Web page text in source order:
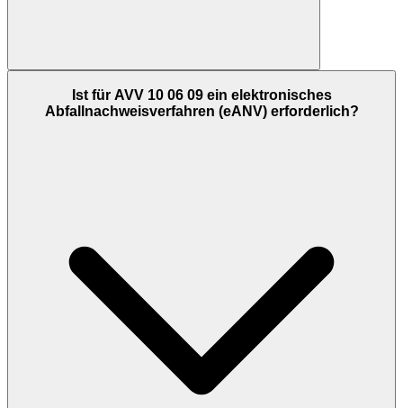
Ist für AVV 10 06 09 ein elektronisches
Abfallnachweisverfahren (eANV) erforderlich?